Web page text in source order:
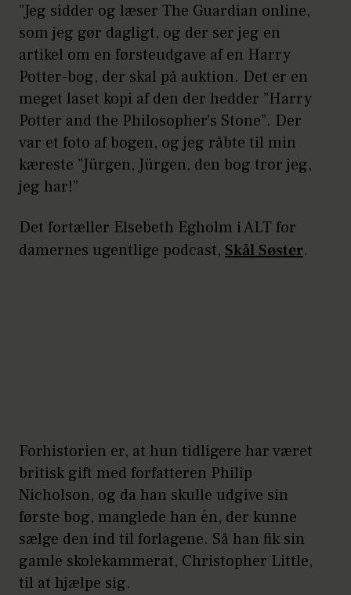
”Jeg sidder og læser The Guardian online,
som jeg gør dagligt, og der ser jeg en
artikel om en førsteudgave af en Harry
Potter-bog, der skal på auktion. Det er en
meget laset kopi af den der hedder ”Harry
Potter and the Philosopher’s Stone”. Der
var et foto af bogen, og jeg råbte til min
kæreste ”Jürgen, Jürgen, den bog tror jeg,
jeg har!”
Det fortæller Elsebeth Egholm i ALT for
damernes ugentlige podcast, Skål Søster.
Forhistorien er, at hun tidligere har været
britisk gift med forfatteren Philip
Nicholson, og da han skulle udgive sin
første bog, manglede han én, der kunne
sælge den ind til forlagene. Så han fik sin
gamle skolekammerat, Christopher Little,
til at hjælpe sig.